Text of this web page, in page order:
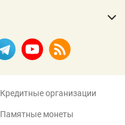
Кредитные организации
Памятные монеты